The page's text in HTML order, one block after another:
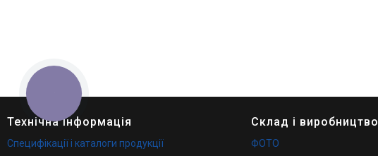
Технічна інформація
Специфікації і каталоги продукції
Склад і виробництво
ФОТО